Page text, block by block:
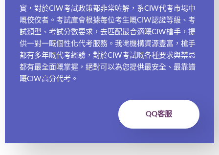
實，對於CIW考試政策都非常咗解，系CIW代考市場中
嘅佼佼者。考試庫會根據每位考生嘅CIW認證等級、考
試類型、考試分數要求，去匹配最合適嘅CIW槍手，提
供一對一嘅個性化代考服務。我哋機構資源豐富，槍手
都有多年嘅代考經驗，對於CIW考試嘅各種要求與禁忌
都有最全面嘅掌握，絕對可以為您提供最安全、最靠譜
嘅CIW高分代考。
QQ客服